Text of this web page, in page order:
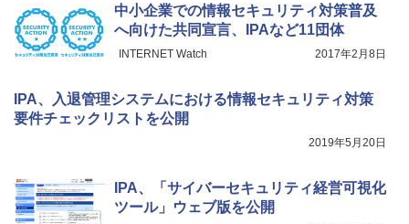
中小企業での情報セキュリティ対策普及
へ向けた共同宣言、IPAなど11団体
INTERNET Watch 2017年2月8日
IPA、入退管理システムにおける情報セキュリティ対策
要件チェックリストを公開
2019年5月20日
IPA、「サイバーセキュリティ経営可視化
ツール」ウェブ版を公開